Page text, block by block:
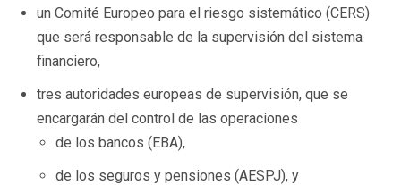
un Comité Europeo para el riesgo sistemático (CERS)
que será responsable de la supervisión del sistema
financiero,
tres autoridades europeas de supervisión, que se
encargarán del control de las operaciones
de los bancos (EBA),
de los seguros y pensiones (AESPJ), y